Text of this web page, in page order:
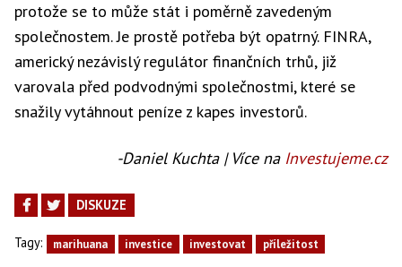
protože se to může stát i poměrně zavedeným
společnostem. Je prostě potřeba být opatrný. FINRA,
americký nezávislý regulátor finančních trhů, již
varovala před podvodnými společnostmi, které se
snažily vytáhnout peníze z kapes investorů.
-Daniel Kuchta | Více na Investujeme.cz
DISKUZE
Tagy: marihuana investice investovat příležitost